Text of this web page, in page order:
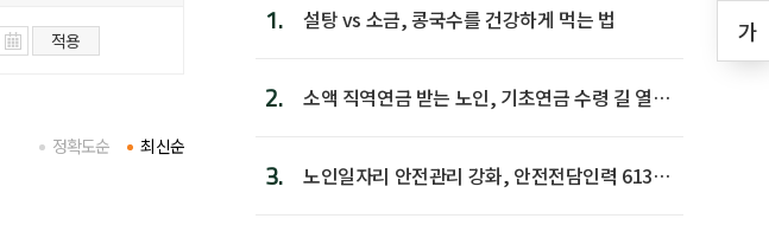
가
적용
최신순
정확도순
1. 설탕 vs 소금, 콩국수를 건강하게 먹는 법
2.
소액 직역연금 받는 노인, 기초연금 수령 길 열린
3.
노인일자리 안전관리 강화, 안전전담인력 613명